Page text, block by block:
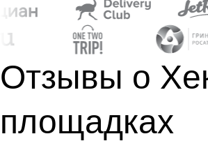
Отзывы о
площадках